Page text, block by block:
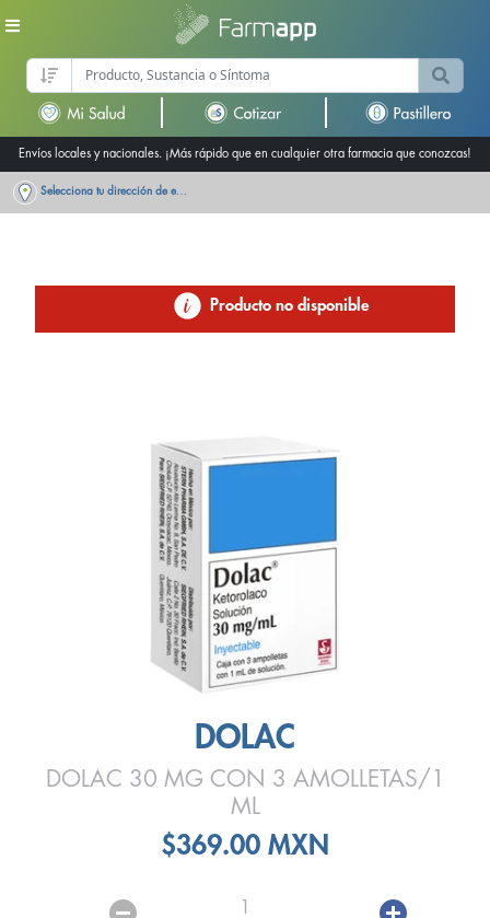
Envíos locales y nacionales. ¡Más rápido que en cualquier otra farmacia que conozcas!
Selecciona tu dirección de entrega
Producto no disponible
DOLAC
DOLAC 30 MG CON 3 AMOLLETAS/1
ML
$369.00 MXN
1